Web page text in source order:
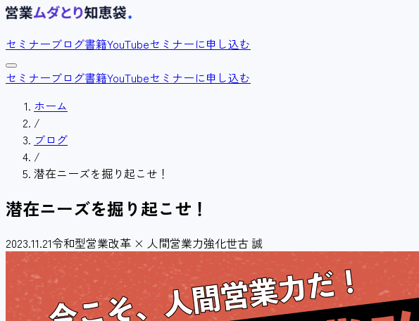
セミナーブログ書籍YouTubeセミナーに申し込む
セミナーブログ書籍YouTubeセミナーに申し込む
ホーム
/
ブログ
/
潜在ニーズを掘り起こせ！
潜在ニーズを掘り起こせ！
2023.11.21令和型営業改革 × 人間営業力強化世古 誠